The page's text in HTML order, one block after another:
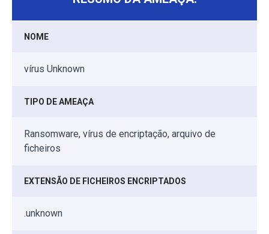
NOME
vírus Unknown
TIPO DE AMEAÇA
Ransomware, vírus de encriptação, arquivo de
ficheiros
EXTENSÃO DE FICHEIROS ENCRIPTADOS
.unknown